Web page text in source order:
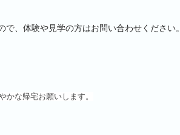
、体験や見学の方はお問い合わせください。
な帰宅お願いします。